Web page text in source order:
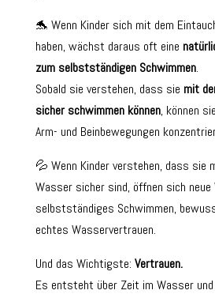
🐬 Wenn Kinder sich mit dem
haben, wächst daraus oft eine
zum selbstständigen Schwimmen.
Sobald sie verstehen, dass sie mit
sicher schwimmen können, können
Arm- und Beinbewegungen
💦 Wenn Kinder verstehen, dass sie
Wasser sicher sind, öffnen sich neue
selbstständiges Schwimmen,
echtes Wasservertrauen.
Und das Wichtigste: Vertrauen.
Es entsteht über Zeit im Wasser